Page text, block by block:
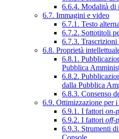
6.6.4. Modalità di
6.7. Immagini e video
6.7.1. Testo
6.7.2. Sottotitoli
6.7.3.
6.8. Proprietà
6.8.1.
Pubblica
6.8.2.
dalla Pubblica
6.8.3. Consenso
6.9. Ottimizzazione per
6.9.1. I fattori on-
6.9.2. I fattori off-
6.9.3. Strumenti
Console